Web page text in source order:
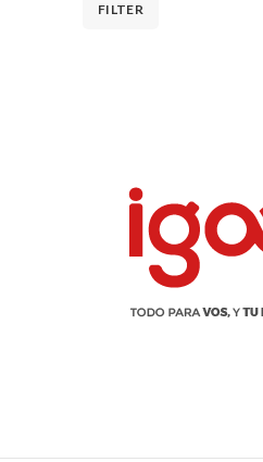
FILTER